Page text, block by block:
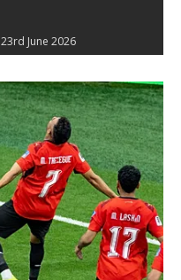
23rd June 2026